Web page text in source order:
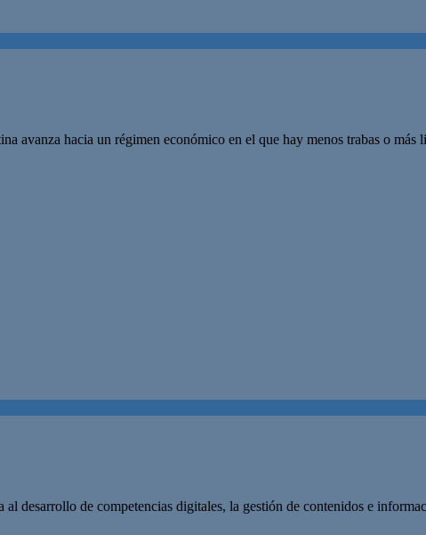
avanza hacia un régimen económico en el que hay menos trabas o más
de competencias digitales, la gestión de contenidos e